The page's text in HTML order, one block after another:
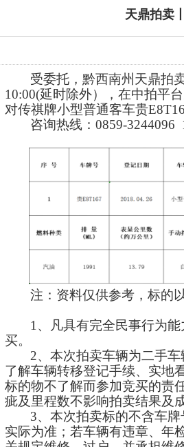
天鼎拍卖
受委托，黔西南州天鼎拍
10:00(延时除外）
，在中拍平
对传祺牌小型普通客车贵
咨询热线：0859-3244096
注：资料仅供参考，标的
1、凡具有完全民事行为
买。
2、本次拍卖车辆为二手
了解车辆转移登记手续、实地
标的物不了解而参加竞买的责
疵及里程数不影响拍卖结果及
3、本次拍卖标的不含车
实际为准；若车辆有违章、年